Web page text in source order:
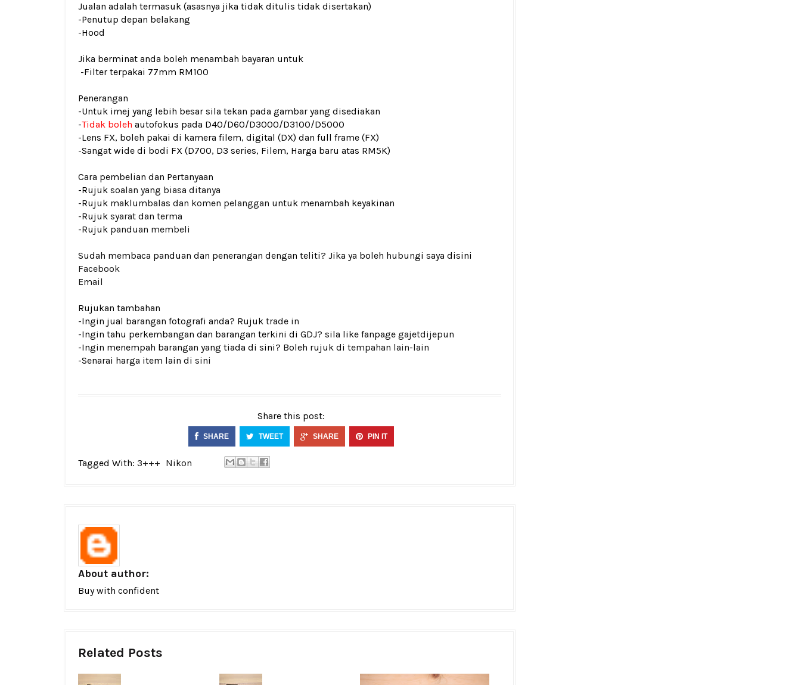
Jualan adalah termasuk (asasnya jika tidak ditulis tidak disertakan)
-Penutup depan belakang
-Hood
Jika berminat anda boleh menambah bayaran untuk
-Filter terpakai 77mm RM100
Penerangan
-Untuk imej yang lebih besar sila tekan pada gambar yang disediakan
-Tidak boleh autofokus pada D40/D60/D3000/D3100/D5000
-Lens FX, boleh pakai di kamera filem, digital (DX) dan full frame (FX)
-Sangat wide di bodi FX (D700, D3 series, Filem, Harga baru atas RM5K)
Cara pembelian dan Pertanyaan
-Rujuk soalan yang biasa ditanya
-Rujuk maklumbalas dan komen pelanggan untuk menambah keyakinan
-Rujuk syarat dan terma
-Rujuk panduan membeli
Sudah membaca panduan dan penerangan dengan teliti? Jika ya boleh hubungi saya disini
Facebook
Email
Rujukan tambahan
-Ingin jual barangan fotografi anda? Rujuk trade in
-Ingin tahu perkembangan dan barangan terkini di GDJ? sila like fanpage gajetdijepun
-Ingin menempah barangan yang tiada di sini? Boleh rujuk di tempahan lain-lain
-Senarai harga item lain di sini
Share this post:
SHARE TWEET SHARE PIN IT
Tagged With: 3+++ Nikon
About author:
Buy with confident
Related Posts